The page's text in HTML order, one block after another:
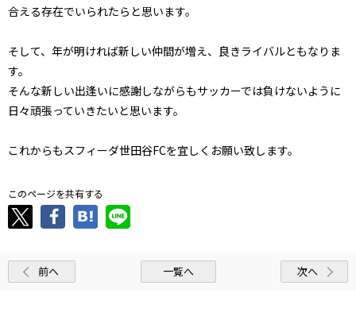
合える存在でいられたらと思います。
そして、年が明ければ新しい仲間が増え、良きライバルともなりま
す。
そんな新しい出逢いに感謝しながらもサッカーでは負けないように
日々頑張っていきたいと思います。
これからもスフィーダ世田谷FCを宜しくお願い致します。
このページを共有する
前へ 一覧へ 次へ